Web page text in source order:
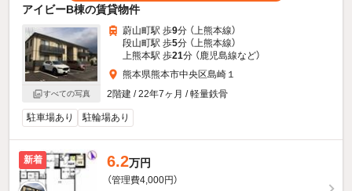
アイビーB棟の賃貸物件
すべての写真
蔚山町駅 歩9分 （上熊本線）
段山町駅 歩5分 （上熊本線）
上熊本駅 歩21分 （鹿児島線など）
熊本県熊本市中央区島崎１
2階建 / 22年7ヶ月 / 軽量鉄骨
駐車場あり 駐輪場あり
新着 6.2万円
（管理費4,000円）